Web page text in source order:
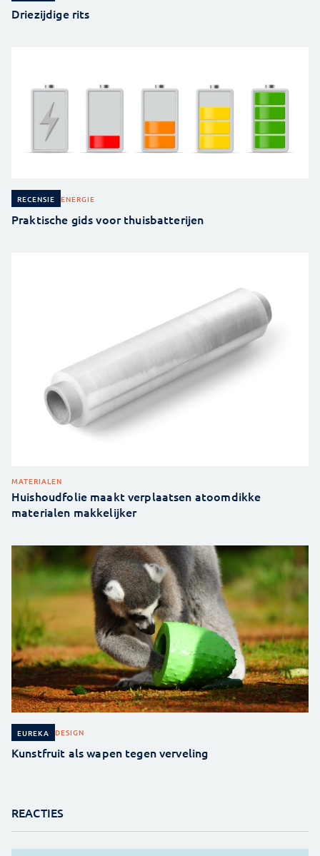
Driezijdige rits
RECENSIE ENERGIE
Praktische gids voor thuisbatterijen
MATERIALEN
Huishoudfolie maakt verplaatsen atoomdikke
materialen makkelijker
EUREKA DESIGN
Kunstfruit als wapen tegen verveling
REACTIES